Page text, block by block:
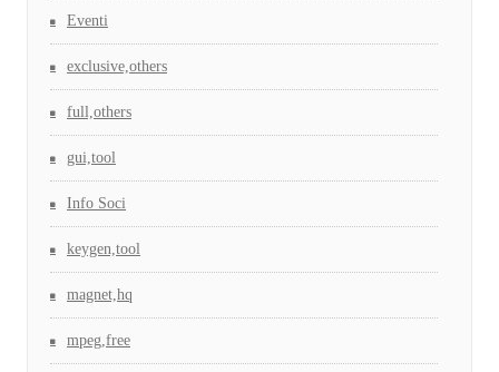
Eventi
exclusive,others
full,others
gui,tool
Info Soci
keygen,tool
magnet,hq
mpeg,free